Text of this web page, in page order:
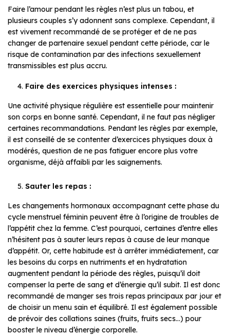
Faire l’amour pendant les règles n’est plus un tabou, et
plusieurs couples s’y adonnent sans complexe. Cependant, il
est vivement recommandé de se protéger et de ne pas
changer de partenaire sexuel pendant cette période, car le
risque de contamination par des infections sexuellement
transmissibles est plus accru.
Faire des exercices physiques intenses :
Une activité physique régulière est essentielle pour maintenir
son corps en bonne santé. Cependant, il ne faut pas négliger
certaines recommandations. Pendant les règles par exemple,
il est conseillé de se contenter d’exercices physiques doux à
modérés, question de ne pas fatiguer encore plus votre
organisme, déjà affaibli par les saignements.
Sauter les repas :
Les changements hormonaux accompagnant cette phase du
cycle menstruel féminin peuvent être à l’origine de troubles de
l’appétit chez la femme. C’est pourquoi, certaines d’entre elles
n’hésitent pas à sauter leurs repas à cause de leur manque
d’appétit. Or, cette habitude est à arrêter immédiatement, car
les besoins du corps en nutriments et en hydratation
augmentent pendant la période des règles, puisqu’il doit
compenser la perte de sang et d’énergie qu’il subit. Il est donc
recommandé de manger ses trois repas principaux par jour et
de choisir un menu sain et équilibré. Il est également possible
de prévoir des collations saines (fruits, fruits secs…) pour
booster le niveau d’énergie corporelle.